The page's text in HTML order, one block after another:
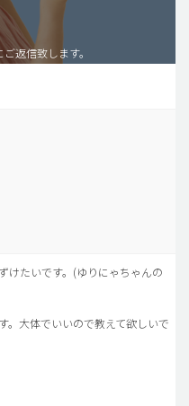
返信致します。
けたいです。(ゆりにゃちゃんの
。大体でいいので教えて欲しいで